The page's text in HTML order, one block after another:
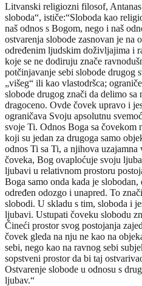
Litvanski religiozni filosof,
sloboda“, ističe:“Sloboda kao
naš odnos s Bogom, nego i naš
ostvarenja slobode zasnovan je na
određenim ljudskim doživljajima i
koje se ne dodiruju znače
potčinjavanje sebi slobode drugog
„višeg“ ili kao vlastodršca;
slobode drugog znači da delimo
dragoceno. Ovde čovek upravo i
ograničava Svoju apsolutnu
svoje Ti. Odnos Boga sa čovekom
koji su jedan za drugoga samo
odnos Ti sa Ti, a njihova uzajamna
čoveka, Bog ovaploćuje svoju
ljubavi u relativnom prostoru
Boga samo onda kada je
određen odozgo i unapred. To
slobodi. U skladu s tim, sloboda i
ljubavi. Ustupati čoveku slobodu
Čineći prostor svog postojanja
čovek gleda na nju ne kao na
sebi, nego kao na ravnog sebi
sopstveni prostor da bi taj
Ostvarenje slobode u odnosu s
ljubav.“